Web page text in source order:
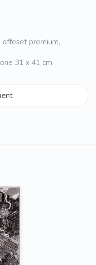
offeset premium,
31 x 41 cm